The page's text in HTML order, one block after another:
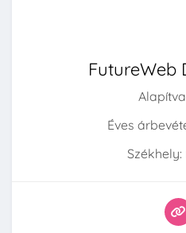
FutureWeb
Éves